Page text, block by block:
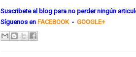
Suscribete al blog para no perder ningún
Síguenos en FACEBOOK - GOOGLE+